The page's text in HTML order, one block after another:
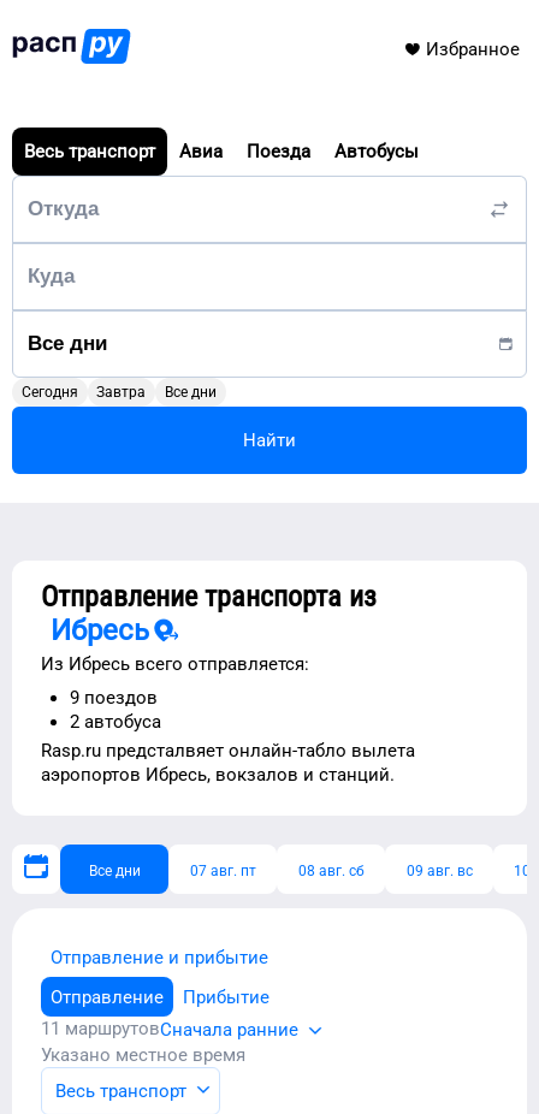
Избранное
Весь транспорт Авиа Поезда Автобусы
Сегодня Завтра Все дни
Найти
Отправление транспорта из
Ибресь
Из Ибресь всего отправляется:
9 поездов
2 автобуса
Rasp.ru предсталвяет онлайн-табло вылета
аэропортов Ибресь, вокзалов и станций.
Все дни 07 авг. пт 08 авг. сб 09 авг. вс 10
Отправление и прибытие
Отправление
Прибытие
11 маршрутовСначала ранние
Указано местное время
Весь транспорт